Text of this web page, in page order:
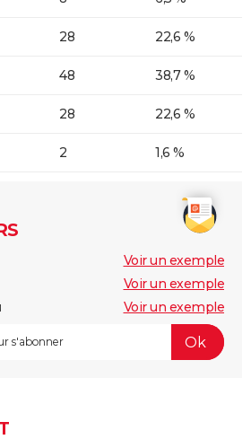
28 22,6 %
48 38,7 %
28 22,6 %
2 1,6 %
Voir un exemple
Voir un exemple
Voir un exemple